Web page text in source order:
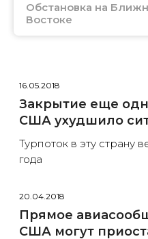
Обстановка на
Востоке
16.05.2018
Закрытие еще
США ухудшило
Турпоток в эту страну
года
20.04.2018
Прямое
США могут